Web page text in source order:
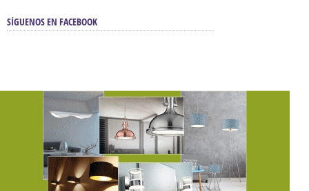
SÍGUENOS EN FACEBOOK